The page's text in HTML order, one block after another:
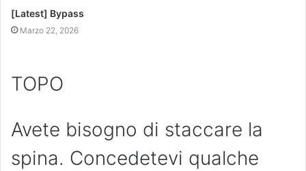
[Latest] Bypass
Marzo 22, 2026
TOPO
Avete bisogno di staccare la
spina. Concedetevi qualche